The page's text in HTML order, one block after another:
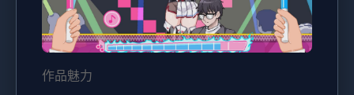
作品魅力